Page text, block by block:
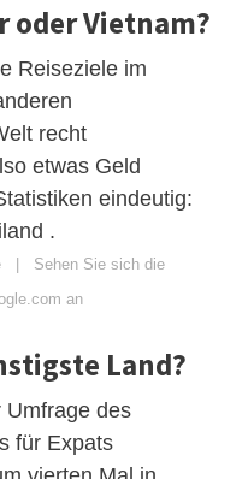
Vietnam?
Reiseziele im
recht
etwas Geld
eindeutig:
.
Sehen Sie sich die
an
Land?
Umfrage des
für Expats